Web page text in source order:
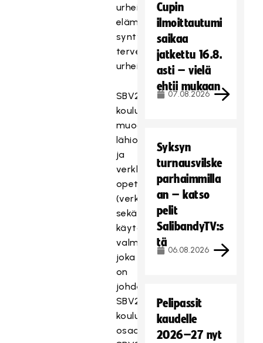
urheilullisesta
elämäntavasta
syntyy
terve
urheilija.
SBV2-
koulutusprosessi
muodostuu
lähiopetuksesta
ja
verkko-
opetuksesta
(verkkomoduulit)
sekä
käytännön
valmennustyöstä,
joka
on
johdettu
SBV2-
koulutuksen
osaamistavoitteista.
Cupin
ilmoittautumi
saikaa
jatkettu 16.8.
asti – vielä
ehtii mukaan
07.08.2026
Syksyn
turnausvilske
parhaimmilla
an – katso
pelit
SalibandyTV:s
tä
06.08.2026
Pelipassit
kaudelle
2026–27 nyt